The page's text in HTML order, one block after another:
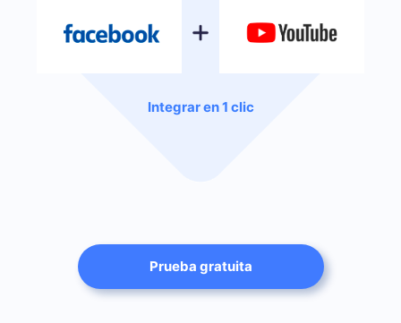
Integrar en 1 clic
Prueba gratuita